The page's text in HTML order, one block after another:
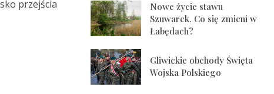
przejścia
Nowe życie stawu
Szuwarek. Co się zmieni w
Łabędach?
Gliwickie obchody Święta
Wojska Polskiego